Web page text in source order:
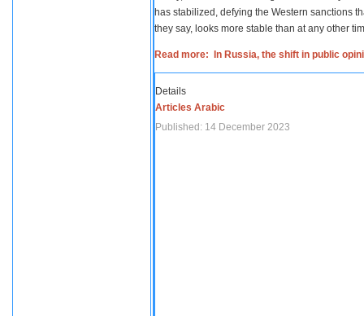
has stabilized, defying the Western sanctions
they say, looks more stable than at any other
Read more: In Russia, the shift in public
Details
Articles Arabic
Published: 14 December 2023